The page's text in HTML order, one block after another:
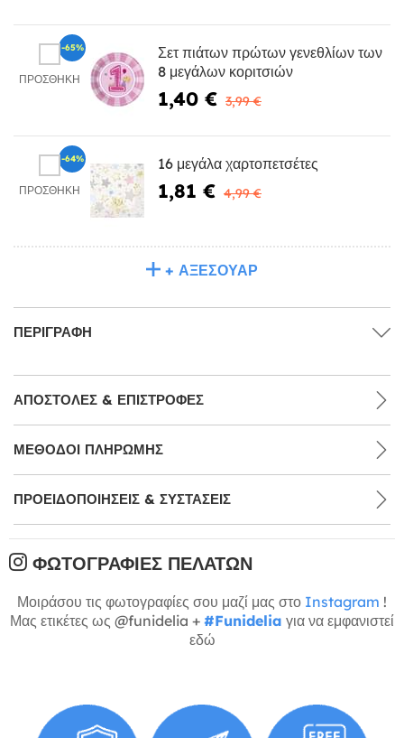
ΠΡΟΣΘΉΚΗ
Σετ πιάτων πρώτων γενεθλίων των
8 μεγάλων κοριτσιών
1,40 € 3,99 €
-65%
ΠΡΟΣΘΉΚΗ
16 μεγάλα χαρτοπετσέτες
1,81 € 4,99 €
-64%
+ ΑΞΕΣΟΥΆΡ
ΠΕΡΙΓΡΑΦΉ
ΑΠΟΣΤΟΛΈΣ & ΕΠΙΣΤΡΟΦΈΣ
ΜΕΘΌΔΟΙ ΠΛΗΡΩΜΉΣ
ΠΡΟΕΙΔΟΠΟΙΉΣΕΙΣ & ΣΥΣΤΆΣΕΙΣ
ΦΩΤΟΓΡΑΦΊΕΣ ΠΕΛΑΤΏΝ
Μοιράσου τις φωτογραφίες σου μαζί μας στο Instagram !
Μας ετικέτες ως @funidelia + #Funidelia για να εμφανιστεί
εδώ